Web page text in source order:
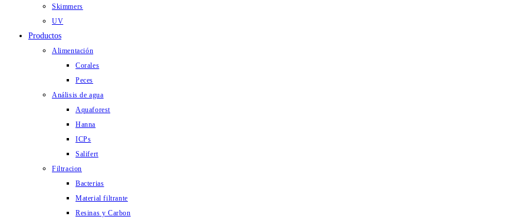
Skimmers
UV
Productos
Alimentación
Corales
Peces
Análisis de agua
Aquaforest
Hanna
ICPs
Salifert
Filtracion
Bacterias
Material filtrante
Resinas y Carbon